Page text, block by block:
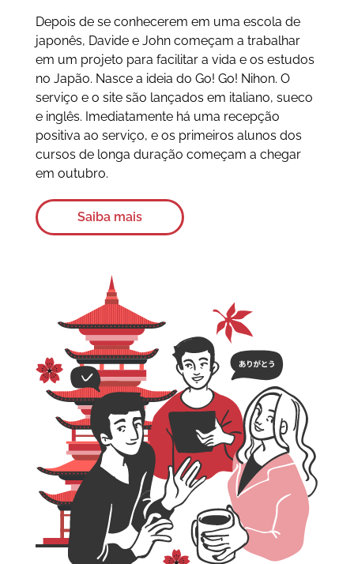
Depois de se conhecerem em uma escola de
japonês, Davide e John começam a trabalhar
em um projeto para facilitar a vida e os estudos
no Japão. Nasce a ideia do Go! Go! Nihon. O
serviço e o site são lançados em italiano, sueco
e inglês. Imediatamente há uma recepção
positiva ao serviço, e os primeiros alunos dos
cursos de longa duração começam a chegar
em outubro.
Saiba mais